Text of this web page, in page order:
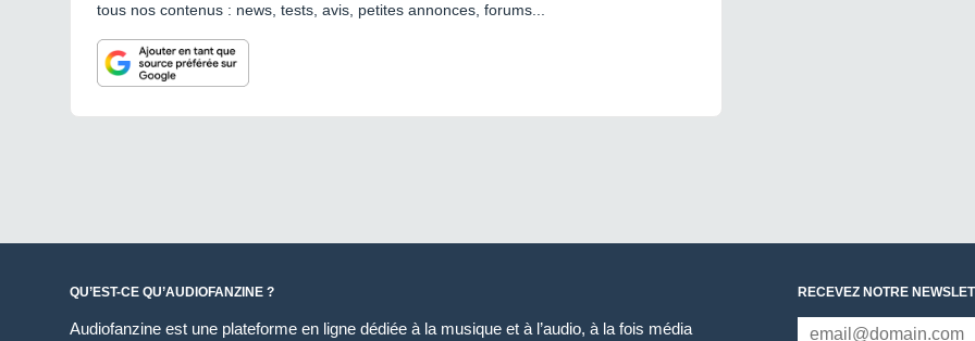
tous nos contenus : news, tests, avis, petites annonces, forums...
QU’EST-CE QU’AUDIOFANZINE ?
Audiofanzine est une plateforme en ligne dédiée à la musique et à l’audio, à la fois média
RECEVEZ NOTRE